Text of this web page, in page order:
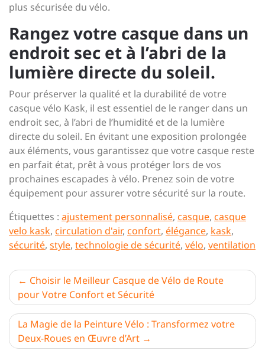
plus sécurisée du vélo.
Rangez votre casque dans un
endroit sec et à l’abri de la
lumière directe du soleil.
Pour préserver la qualité et la durabilité de votre
casque vélo Kask, il est essentiel de le ranger dans un
endroit sec, à l’abri de l’humidité et de la lumière
directe du soleil. En évitant une exposition prolongée
aux éléments, vous garantissez que votre casque reste
en parfait état, prêt à vous protéger lors de vos
prochaines escapades à vélo. Prenez soin de votre
équipement pour assurer votre sécurité sur la route.
Étiquettes : ajustement personnalisé, casque, casque
velo kask, circulation d'air, confort, élégance, kask,
sécurité, style, technologie de sécurité, vélo, ventilation
Navigation
de
l’article
Choisir le Meilleur Casque de Vélo de Route
pour Votre Confort et Sécurité
La Magie de la Peinture Vélo : Transformez votre
Deux-Roues en Œuvre d’Art